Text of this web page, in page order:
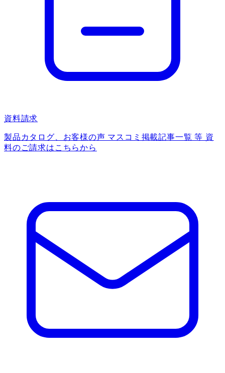
資料請求
製品カタログ、お客様の声 マスコミ掲載記事一覧 等 資
料のご請求はこちらから